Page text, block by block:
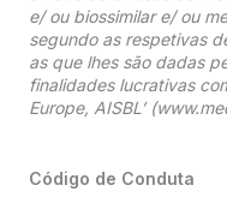
e/ ou biossimilar e/ ou
segundo as respetivas
as que lhes são dadas
finalidades lucrativas
Europe, AISBL’
Código de Conduta